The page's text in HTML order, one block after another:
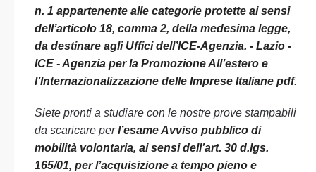
n. 1 appartenente alle categorie protette ai sensi
dell’articolo 18, comma 2, della medesima legge,
da destinare agli Uffici dell’ICE-Agenzia. - Lazio -
ICE - Agenzia per la Promozione All’estero e
l’Internazionalizzazione delle Imprese Italiane pdf.
Siete pronti a studiare con le nostre prove stampabili
da scaricare perl’esame Avviso pubblico di
mobilità volontaria, ai sensi dell’art. 30 d.lgs.
165/01, per l’acquisizione a tempo pieno e